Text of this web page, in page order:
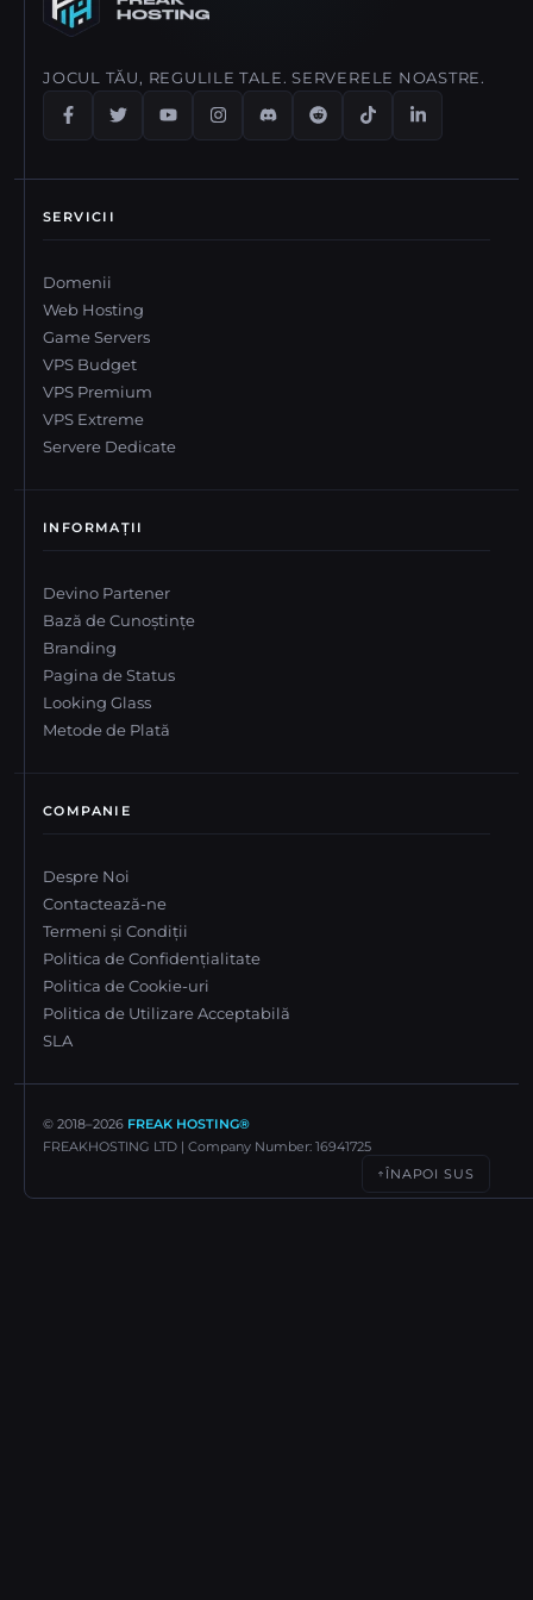
JOCUL TĂU, REGULILE TALE. SERVERELE NOASTRE.
SERVICII
Domenii
Web Hosting
Game Servers
VPS Budget
VPS Premium
VPS Extreme
Servere Dedicate
INFORMAȚII
Devino Partener
Bază de Cunoștințe
Branding
Pagina de Status
Looking Glass
Metode de Plată
COMPANIE
Despre Noi
Contactează-ne
Termeni și Condiții
Politica de Confidențialitate
Politica de Cookie-uri
Politica de Utilizare Acceptabilă
SLA
© 2018–2026 FREAK HOSTING®
FREAKHOSTING LTD | Company Number: 16941725
↑ÎNAPOI SUS